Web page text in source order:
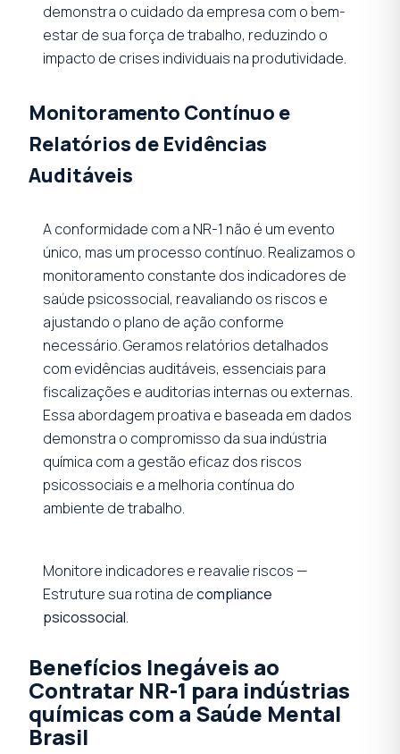
demonstra o cuidado da empresa com o bem-
estar de sua força de trabalho, reduzindo o
impacto de crises individuais na produtividade.
Monitoramento Contínuo e
Relatórios de Evidências
Auditáveis
A conformidade com a NR-1 não é um evento
único, mas um processo contínuo. Realizamos o
monitoramento constante dos indicadores de
saúde psicossocial, reavaliando os riscos e
ajustando o plano de ação conforme
necessário. Geramos relatórios detalhados
com evidências auditáveis, essenciais para
fiscalizações e auditorias internas ou externas.
Essa abordagem proativa e baseada em dados
demonstra o compromisso da sua indústria
química com a gestão eficaz dos riscos
psicossociais e a melhoria contínua do
ambiente de trabalho.
Monitore indicadores e reavalie riscos —
Estruture sua rotina decompliance
psicossocial.
Benefícios Inegáveis ao
Contratar NR-1 para indústrias
químicas com a Saúde Mental
Brasil